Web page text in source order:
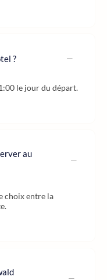
?
le jour du départ.
au
choix entre la